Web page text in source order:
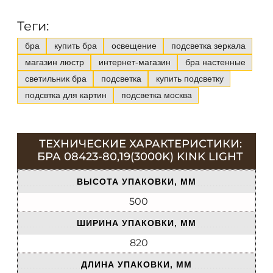
Теги:
бра купить бра освещение
подсветка зеркала
магазин люстр
интернет-магазин
бра настенные
светильник бра
подсветка
купить подсветку
подсвтка для картин
подсветка москва
ТЕХНИЧЕСКИЕ ХАРАКТЕРИСТИКИ:
БРА 08423-80,19(3000K) KINK LIGHT
ВЫСОТА УПАКОВКИ, ММ
500
ШИРИНА УПАКОВКИ, ММ
820
ДЛИНА УПАКОВКИ, ММ